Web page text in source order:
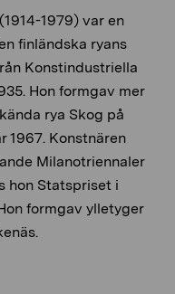
1979) var en
finländska ryans
Konstindustriella
Hon formgav mer
rya Skog på
1967. Konstnären
Milanotriennaler
hon Statspriset i
formgav ylletyger